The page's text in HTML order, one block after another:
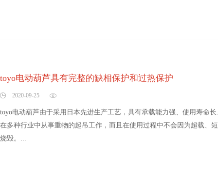
toyo电动葫芦具有完整的缺相保护和过热保护
2020-09-25
toyo电动葫芦由于采用日本先进生产工艺，具有承载能力强、使用寿命
在多种行业中从事重物的起吊工作，而且在使用过程中不会因为超载、
烧毁。...